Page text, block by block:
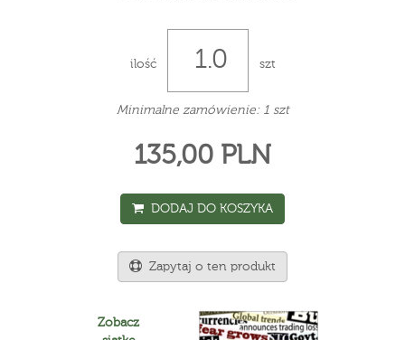
ilość szt
Minimalne zamówienie: 1 szt
135,00 PLN
DODAJ DO KOSZYKA
Zapytaj o ten produkt
Zobacz